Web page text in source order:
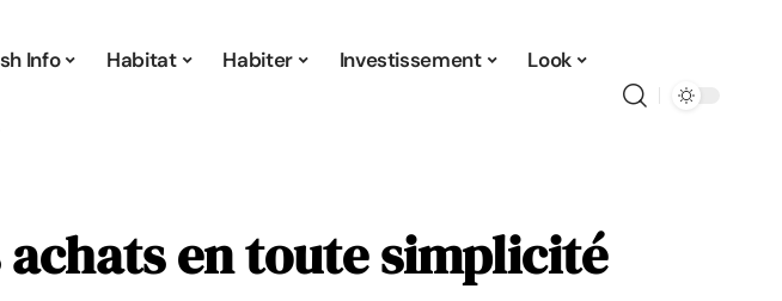
Info Habitat Habiter Investissement Look
en toute simplicité